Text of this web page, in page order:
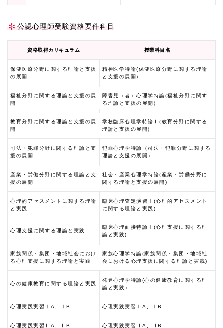
公認心理師受験資格要件科目
資格取得カリキュラム 授業科目名
保健医療分野に関する理論と支援
の展開
精神医学特論(保健医療分野に関する理論
と支援の展開)
福祉分野に関する理論と支援の展
開
障害児（者）心理学特論(福祉分野に関す
る理論と支援の展開)
教育分野に関する理論と支援の展
開
学校臨床心理学特論Ⅱ(教育分野に関する
理論と支援の展開)
司法・犯罪分野に関する理論と支
援の展開
犯罪心理学特論（司法・犯罪分野に関する
理論と支援の展開）
産業・労働分野に関する理論と支
援の展開
社会・産業心理学特論(産業・労働分野に
関する理論と支援の展開)
心理的アセスメントに関する理論
と実践
臨床心理査定演習Ⅰ(心理的アセスメント
に関する理論と実践)
心理支援に関する理論と実践
臨床心理面接特論Ⅰ(心理支援に関する理
論と実践)
家族関係・集団・地域社会におけ
る心理支援に関する理論と実践
家族心理学特論(家族関係・集団・地域社
会における心理支援に関する理論と実践)
心の健康教育に関する理論と実践
発達心理学特論(心の健康教育に関する理
論と実践）
心理実践実習ⅠA、ⅠB 心理実践実習ⅠA、ⅠB
心理実践実習ⅡA、ⅡB 心理実践実習ⅡA、ⅡB